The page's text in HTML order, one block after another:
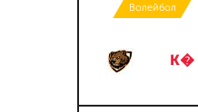
Волейбол
К�